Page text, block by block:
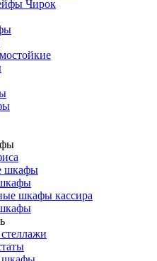
Чирок
шкафы
шкафы кассира